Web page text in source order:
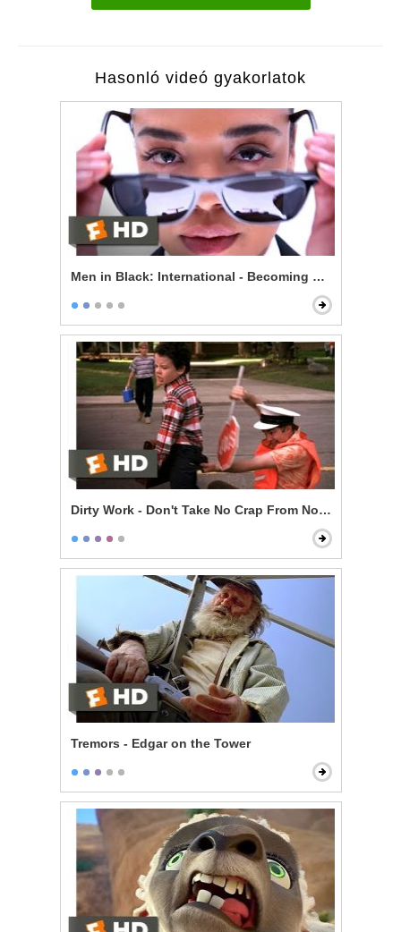
Hasonló videó gyakorlatok
Men in Black: International - Becoming an Agent
Dirty Work - Don't Take No Crap From Nobody
Tremors - Edgar on the Tower